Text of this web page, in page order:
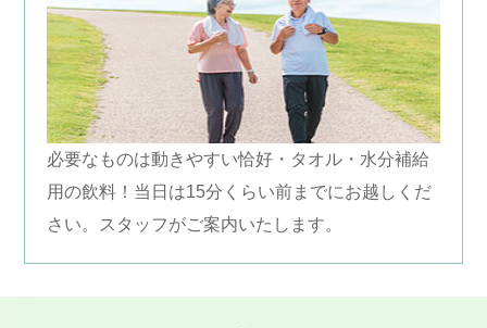
必要なものは動きやすい恰好・タオル・水分補給
用の飲料！当日は15分くらい前までにお越しくだ
さい。スタッフがご案内いたします。